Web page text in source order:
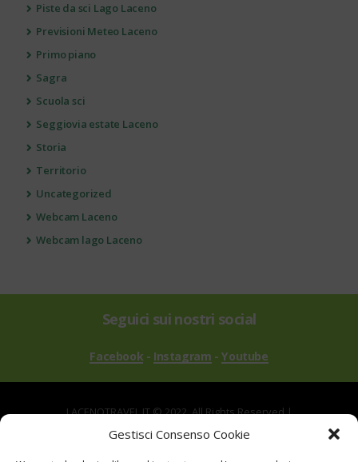
Gestisci Consenso Cookie
Piste da sci Lago Laceno
Previsioni Meteo Laceno
Primo piano
Sagra
Scuola sci
Seggiovia estate Laceno
Storia
Territorio
Uncategorized
Webcam Laceno
Webcam lago Laceno
Seguici sui nostri social
Facebook - Instagram -Youtube
LACENOTRAVEL.IT © 2022. All Rights Reserved |
via Alle Mandrie, 83043 Bagnoli Irpino AV | P.IVA